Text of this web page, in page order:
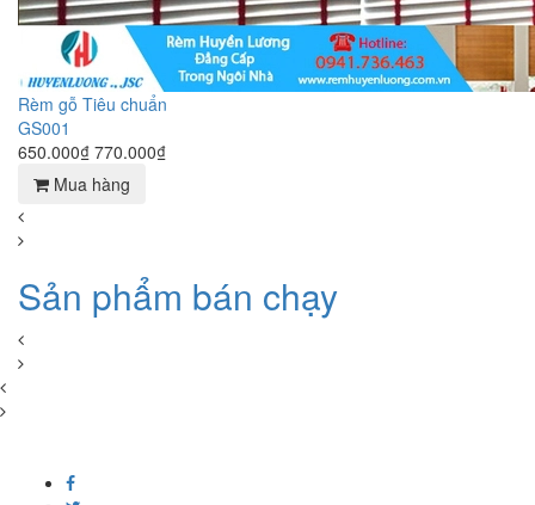
Rèm gỗ Tiêu chuẩn
GS001
650.000₫ 770.000₫
Mua hàng
Sản phẩm bán chạy